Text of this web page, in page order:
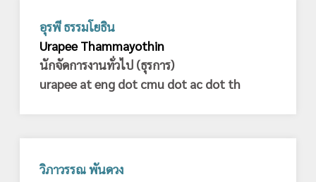
อุรพี ธรรมโยธิน
Urapee Thammayothin
นักจัดการงานทั่วไป (ธุรการ)
urapee at eng dot cmu dot ac dot th
วิภาวรรณ พันดวง